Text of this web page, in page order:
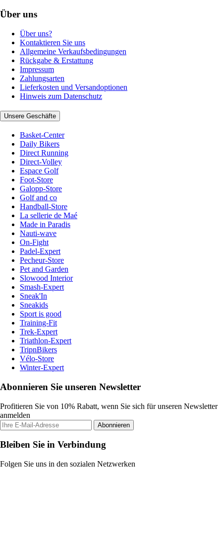
Über uns
Über uns?
Kontaktieren Sie uns
Allgemeine Verkaufsbedingungen
Rückgabe & Erstattung
Impressum
Zahlungsarten
Lieferkosten und Versandoptionen
Hinweis zum Datenschutz
Unsere Geschäfte
Basket-Center
Daily Bikers
Direct Running
Direct-Volley
Espace Golf
Foot-Store
Galopp-Store
Golf and co
Handball-Store
La sellerie de Maé
Made in Paradis
Nauti-wave
On-Fight
Padel-Expert
Pecheur-Store
Pet and Garden
Slowood Interior
Smash-Expert
Sneak'In
Sneakids
Sport is good
Training-Fit
Trek-Expert
Triathlon-Expert
TripnBikers
Vélo-Store
Winter-Expert
Abonnieren Sie unseren Newsletter
Profitieren Sie von 10% Rabatt, wenn Sie sich für unseren Newsletter
anmelden
Abonnieren
Bleiben Sie in Verbindung
Folgen Sie uns in den sozialen Netzwerken